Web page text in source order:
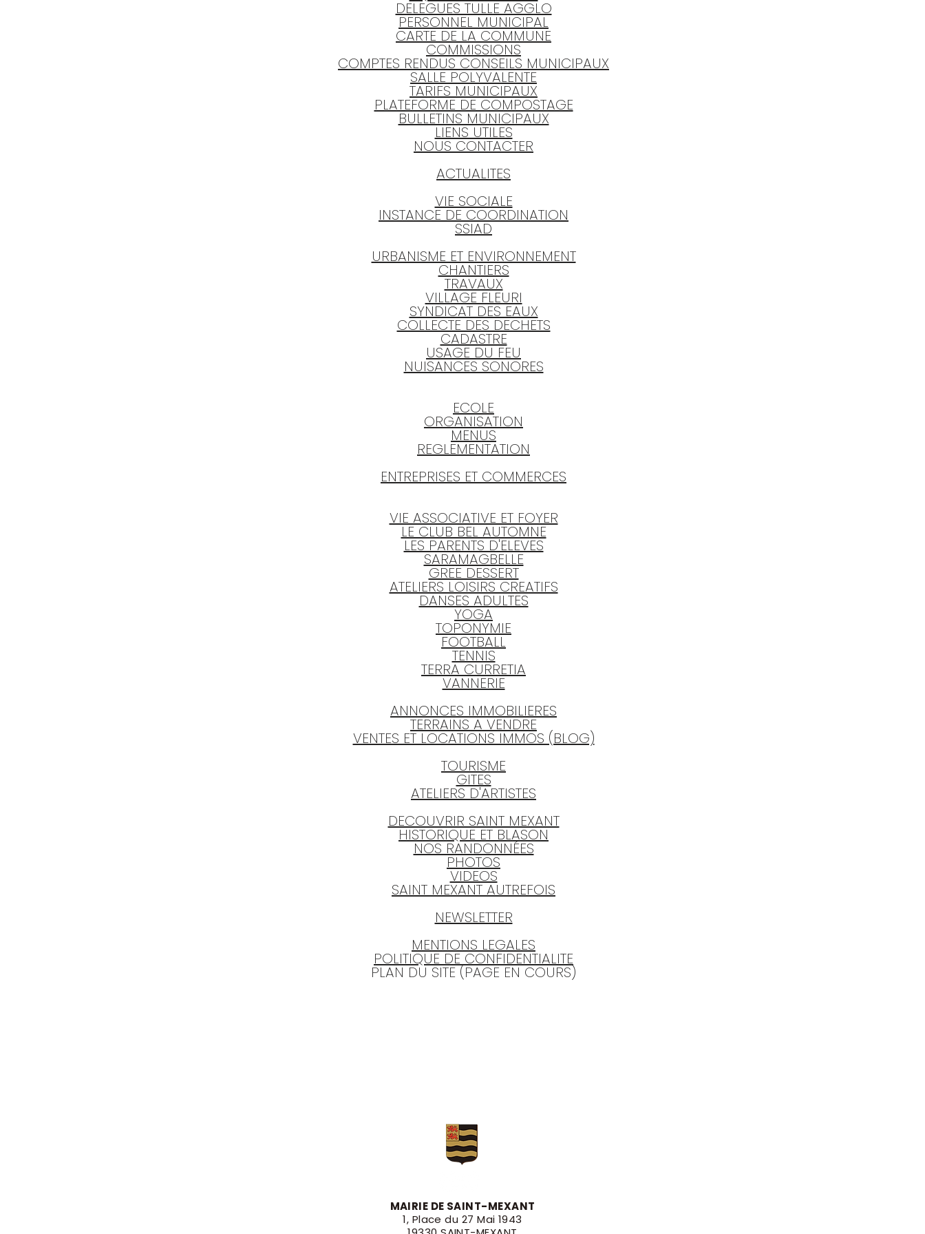
DELEGUES TULLE AGGLO
PERSONNEL MUNICIPAL
CARTE DE LA COMMUNE
COMMISSIONS
COMPTES RENDUS CONSEILS MUNICIPAUX
SALLE POLYVALENTE
TARIFS MUNICIPAUX
PLATEFORME DE COMPOSTAGE
BULLETINS MUNICIPAUX
LIENS UTILES
NOUS CONTACTER
ACTUALITES
VIE SOCIALE
INSTANCE DE COORDINATION
SSIAD
URBANISME ET ENVIRONNEMENT
CHANTIERS
TRAVAUX
VILLAGE FLEURI
SYNDICAT DES EAUX
COLLECTE DES DECHETS
CADASTRE
USAGE DU FEU
NUISANCES SONORES
ECOLE
ORGANISATION
MENUS
REGLEMENTATION
ENTREPRISES ET COMMERCES
VIE ASSOCIATIVE ET FOYER
LE CLUB BEL AUTOMNE
LES PARENTS D'ELEVES
SARAMAGBELLE
GREE DESSERT
ATELIERS LOISIRS CREATIFS
DANSES ADULTES
YOGA
TOPONYMIE
FOOTBALL
TENNIS
TERRA CURRETIA
VANNERIE
ANNONCES IMMOBILIERES
TERRAINS A VENDRE
VENTES ET LOCATIONS IMMOS (BLOG)
TOURISME
GITES
ATELIERS D'ARTISTES
DECOUVRIR SAINT MEXANT
HISTORIQUE ET BLASON
NOS RANDONNÉES
PHOTOS
VIDEOS
SAINT MEXANT AUTREFOIS
NEWSLETTER
MENTIONS LEGALES
POLITIQUE DE CONFIDENTIALITE
PLAN DU SITE (PAGE EN COURS)
MAIRIE DE SAINT-MEXANT
1, Place du 27 Mai 1943